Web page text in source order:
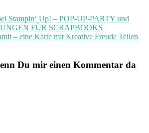
Stampin‘ Up! – POP-UP-PARTY und
FÜR SCRAPBOOKS
– eine Karte mit Kreative Freude Teilen
Du mir einen Kommentar da